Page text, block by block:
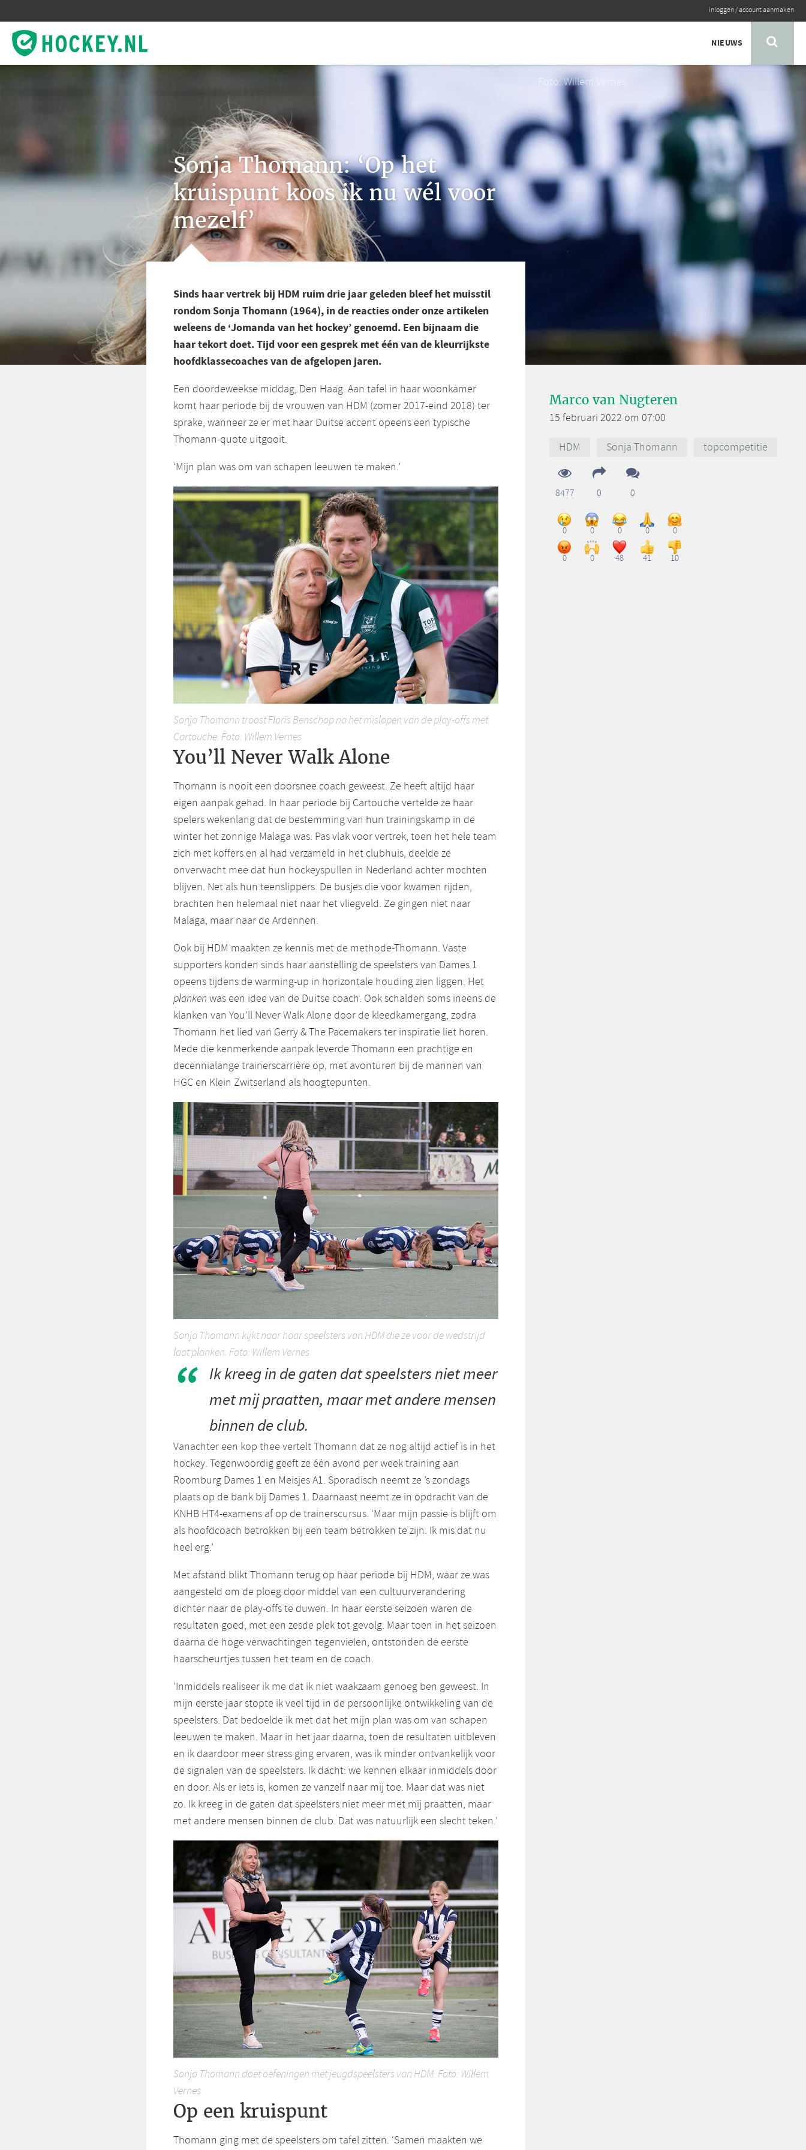
inloggen/account aanmaken
NIEUWS
Foto: Willem Vernes
Sonja Thomann: ‘Op het
kruispunt koos ik nu wél voor
mezelf’
Sinds haar vertrek bij HDM ruim drie jaar geleden bleef het muisstil
rondom Sonja Thomann (1964), in de reacties onder onze artikelen
weleens de ‘Jomanda van het hockey’ genoemd. Een bijnaam die
haar tekort doet. Tijd voor een gesprek met één van de kleurrijkste
hoofdklassecoaches van de afgelopen jaren.
Een doordeweekse middag, Den Haag. Aan tafel in haar woonkamer
komt haar periode bij de vrouwen van HDM (zomer 2017-eind 2018) ter
sprake, wanneer ze er met haar Duitse accent opeens een typische
Thomann-quote uitgooit.
‘Mijn plan was om van schapen leeuwen te maken.’
Sonja Thomann troost Floris Benschop na het mislopen van de play-offs met
Cartouche. Foto: Willem Vernes
You’ll Never Walk Alone
Thomann is nooit een doorsnee coach geweest. Ze heeft altijd haar
eigen aanpak gehad. In haar periode bij Cartouche vertelde ze haar
spelers wekenlang dat de bestemming van hun trainingskamp in de
winter het zonnige Malaga was. Pas vlak voor vertrek, toen het hele team
zich met koffers en al had verzameld in het clubhuis, deelde ze
onverwacht mee dat hun hockeyspullen in Nederland achter mochten
blijven. Net als hun teenslippers. De busjes die voor kwamen rijden,
brachten hen helemaal niet naar het vliegveld. Ze gingen niet naar
Malaga, maar naar de Ardennen.
Ook bij HDM maakten ze kennis met de methode-Thomann. Vaste
supporters konden sinds haar aanstelling de speelsters van Dames 1
opeens tijdens de warming-up in horizontale houding zien liggen. Het
planken was een idee van de Duitse coach. Ook schalden soms ineens de
klanken van You’ll Never Walk Alone door de kleedkamergang, zodra
Thomann het lied van Gerry & The Pacemakers ter inspiratie liet horen.
Mede die kenmerkende aanpak leverde Thomann een prachtige en
decennialange trainerscarrière op, met avonturen bij de mannen van
HGC en Klein Zwitserland als hoogtepunten.
Sonja Thomann kijkt naar haar speelsters van HDM die ze voor de wedstrijd
laat planken. Foto: Willem Vernes
Ik kreeg in de gaten dat speelsters niet meer
met mij praatten, maar met andere mensen
binnen de club.
Vanachter een kop thee vertelt Thomann dat ze nog altijd actief is in het
hockey. Tegenwoordig geeft ze één avond per week training aan
Roomburg Dames 1 en Meisjes A1. Sporadisch neemt ze ’s zondags
plaats op de bank bij Dames 1. Daarnaast neemt ze in opdracht van de
KNHB HT4-examens af op de trainerscursus. ‘Maar mijn passie is blijft om
als hoofdcoach betrokken bij een team betrokken te zijn. Ik mis dat nu
heel erg.’
Met afstand blikt Thomann terug op haar periode bij HDM, waar ze was
aangesteld om de ploeg door middel van een cultuurverandering
dichter naar de play-offs te duwen. In haar eerste seizoen waren de
resultaten goed, met een zesde plek tot gevolg. Maar toen in het seizoen
daarna de hoge verwachtingen tegenvielen, ontstonden de eerste
haarscheurtjes tussen het team en de coach.
‘Inmiddels realiseer ik me dat ik niet waakzaam genoeg ben geweest. In
mijn eerste jaar stopte ik veel tijd in de persoonlijke ontwikkeling van de
speelsters. Dat bedoelde ik met dat het mijn plan was om van schapen
leeuwen te maken. Maar in het jaar daarna, toen de resultaten uitbleven
en ik daardoor meer stress ging ervaren, was ik minder ontvankelijk voor
de signalen van de speelsters. Ik dacht: we kennen elkaar inmiddels door
en door. Als er iets is, komen ze vanzelf naar mij toe. Maar dat was niet
zo. Ik kreeg in de gaten dat speelsters niet meer met mij praatten, maar
met andere mensen binnen de club. Dat was natuurlijk een slecht teken.’
Sonja Thomann doet oefeningen met jeugdspeelsters van HDM. Foto: Willem
Vernes
Op een kruispunt
Thomann ging met de speelsters om tafel zitten. ‘Samen maakten we
Marco van Nugteren
15 februari 2022 om 07:00
HDM Sonja Thomann topcompetitie
8477 0 0
0 0 0 0 0
0 0 48 41 10